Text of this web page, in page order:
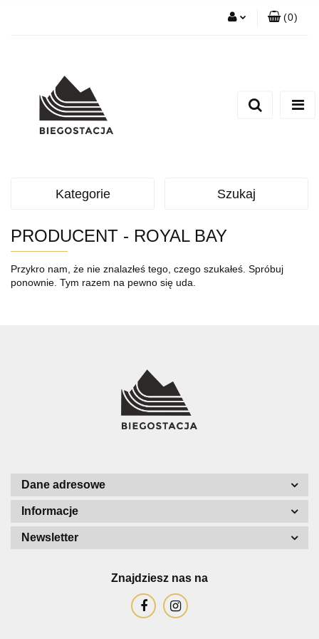
(0)
Kategorie Szukaj
PRODUCENT - ROYAL BAY
Przykro nam, że nie znalazłeś tego, czego szukałeś. Spróbuj
ponownie. Tym razem na pewno się uda.
Dane adresowe
Informacje
Newsletter
Znajdziesz nas na